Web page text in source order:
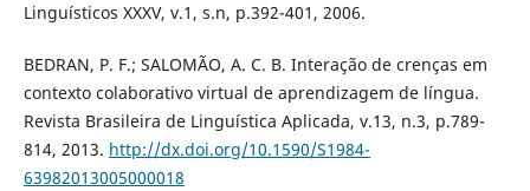
Linguísticos XXXV, v.1, s.n, p.392-401, 2006.
BEDRAN, P. F.; SALOMÃO, A. C. B. Interação de crenças em
contexto colaborativo virtual de aprendizagem de língua.
Revista Brasileira de Linguística Aplicada, v.13, n.3, p.789-
814, 2013. http://dx.doi.org/10.1590/S1984-
63982013005000018